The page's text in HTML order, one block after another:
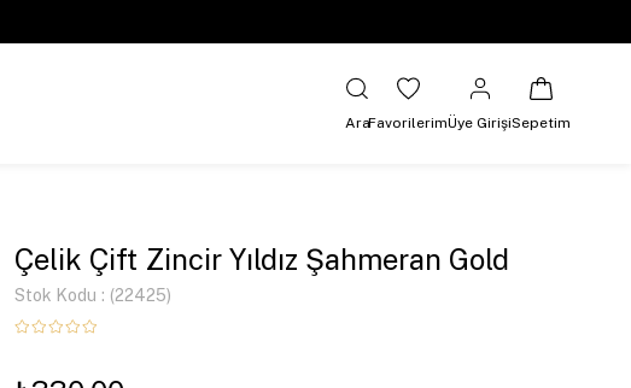
AraFavorilerimÜye GirişiSepetim
Çelik Çift Zincir Yıldız Şahmeran Gold
Stok Kodu (22425)